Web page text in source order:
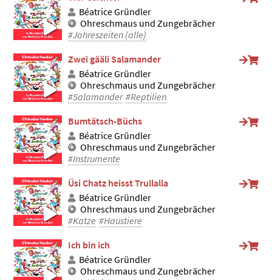
Béatrice Gründler
Ohreschmaus und Zungebrächer
#Jahreszeiten (alle)
Zwei gääli Salamander
Béatrice Gründler
Ohreschmaus und Zungebrächer
#Salamander #Reptilien
Bumtätsch-Büchs
Béatrice Gründler
Ohreschmaus und Zungebrächer
#Instrumente
Üsi Chatz heisst Trullalla
Béatrice Gründler
Ohreschmaus und Zungebrächer
#Katze #Haustiere
Ich bin ich
Béatrice Gründler
Ohreschmaus und Zungebrächer